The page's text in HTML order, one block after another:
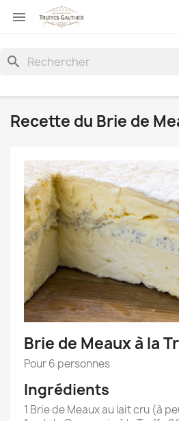

search
Recette du Brie de
Brie de Meaux à la
Pour 6 personnes
Ingrédients
1 Brie de Meaux au lait cru (à